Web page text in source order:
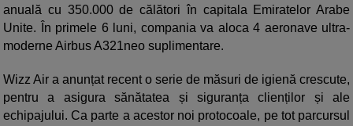
anuală cu 350.000 de călători în capitala Emiratelor Arabe
Unite. În primele 6 luni, compania va aloca 4 aeronave ultra-
moderne Airbus A321neo suplimentare.
Wizz Air a anunțat recent o serie de măsuri de igienă crescute,
pentru a asigura sănătatea și siguranța clienților și ale
echipajului. Ca parte a acestor noi protocoale, pe tot parcursul